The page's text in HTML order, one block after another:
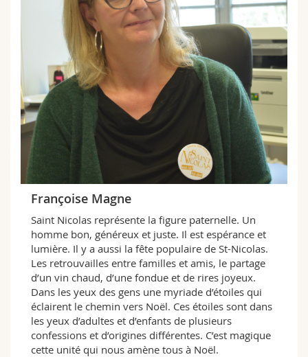
Françoise Magne
Saint Nicolas représente la figure paternelle. Un
homme bon, généreux et juste. Il est espérance et
lumière. Il y a aussi la fête populaire de St-Nicolas.
Les retrouvailles entre familles et amis, le partage
d’un vin chaud, d’une fondue et de rires joyeux.
Dans les yeux des gens une myriade d’étoiles qui
éclairent le chemin vers Noël. Ces étoiles sont dans
les yeux d’adultes et d’enfants de plusieurs
confessions et d’origines différentes. C’est magique
cette unité qui nous amène tous à Noël.